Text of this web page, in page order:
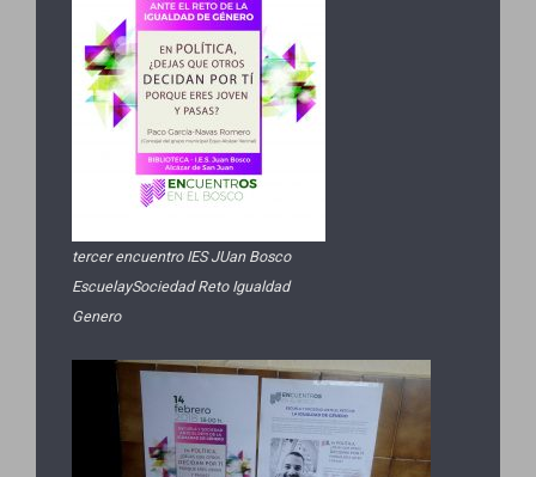
tercer encuentro IES JUan Bosco
EscuelaySociedad Reto Igualdad
Genero